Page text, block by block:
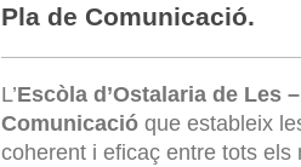
Pla de Comunicació.
L’Escòla d’Ostalaria de Les
Comunicació que estableix
coherent i eficaç entre tots